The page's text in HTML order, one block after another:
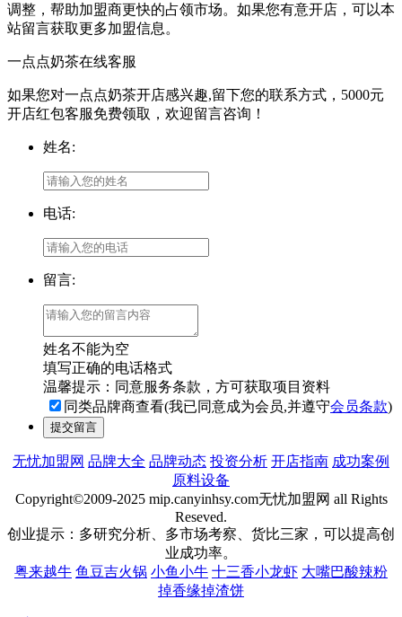
调整，帮助加盟商更快的占领市场。如果您有意开店，可以本
站留言获取更多加盟信息。
一点点奶茶在线客服
如果您对一点点奶茶开店感兴趣,留下您的联系方式，5000元
开店红包客服免费领取，欢迎留言咨询！
姓名:
电话:
留言:
姓名不能为空
填写正确的电话格式
温馨提示：同意服务条款，方可获取项目资料
同类品牌商查看(我已同意成为会员,并遵守会员条款)
提交留言
无忧加盟网 品牌大全 品牌动态 投资分析 开店指南 成功案例
原料设备
Copyright©2009-2025 mip.canyinhsy.com无忧加盟网 all Rights
Reseved.
创业提示：多研究分析、多市场考察、货比三家，可以提高创
业成功率。
粤来越牛 鱼豆吉火锅 小鱼小牛 十三香小龙虾 大嘴巴酸辣粉
掉香缘掉渣饼